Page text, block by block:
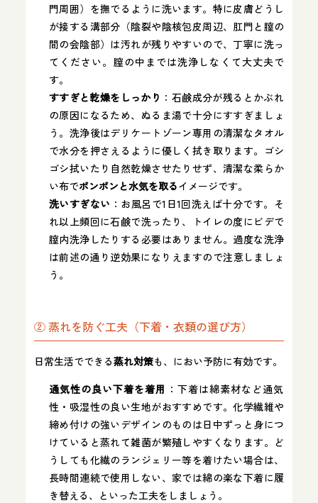
門周囲）を撫でるように洗います。特に皮膚どうし
が接する溝部分（陰裂や陰核包皮周辺、肛門と膣の
間の会陰部）は汚れが残りやすいので、丁寧に洗っ
てください。膣の中までは洗浄しなくて大丈夫で
す。
すすぎと乾燥をしっかり ：石鹸成分が残るとかぶれ
の原因になるため、ぬるま湯で十分にすすぎましょ
う。洗浄後はデリケートゾーン専用の清潔なタオル
で水分を押さえるように優しく拭き取ります。ゴシ
ゴシ拭いたり自然乾燥させたりせず、清潔な柔らか
い布でポンポンと水気を取るイメージです。
洗いすぎない ：お風呂で1日1回洗えば十分です。そ
れ以上頻回に石鹸で洗ったり、トイレの度にビデで
膣内洗浄したりする必要はありません。過度な洗浄
は前述の通り逆効果になりえます​ので注意しましょ
う。
② 蒸れを防ぐ工夫（下着・衣類の選び方）
日常生活でできる蒸れ対策も、におい予防に有効です。
通気性の良い下着を着用 ：下着は綿素材など通気
性・吸湿性の良い生地がおすすめです。化学繊維や
締め付けの強いデザインのものは日中ずっと身につ
けていると蒸れて雑菌が繁殖しやすくなります。ど
うしても化繊のランジェリー等を着けたい場合は、
長時間連続で使用しない、家では綿の楽な下着に履
き替える、といった工夫をしましょう。